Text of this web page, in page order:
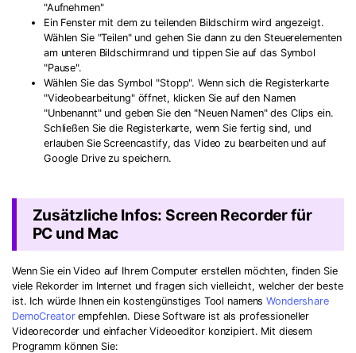
"Aufnehmen"
Ein Fenster mit dem zu teilenden Bildschirm wird angezeigt.
Wählen Sie "Teilen" und gehen Sie dann zu den Steuerelementen
am unteren Bildschirmrand und tippen Sie auf das Symbol
"Pause".
Wählen Sie das Symbol "Stopp". Wenn sich die Registerkarte
"Videobearbeitung" öffnet, klicken Sie auf den Namen
"Unbenannt" und geben Sie den "Neuen Namen" des Clips ein.
Schließen Sie die Registerkarte, wenn Sie fertig sind, und
erlauben Sie Screencastify, das Video zu bearbeiten und auf
Google Drive zu speichern.
Zusätzliche Infos: Screen Recorder für
PC und Mac
Wenn Sie ein Video auf Ihrem Computer erstellen möchten, finden Sie
viele Rekorder im Internet und fragen sich vielleicht, welcher der beste
ist. Ich würde Ihnen ein kostengünstiges Tool namensWondershare
DemoCreatorempfehlen. Diese Software ist als professioneller
Videorecorder und einfacher Videoeditor konzipiert. Mit diesem
Programm können Sie: